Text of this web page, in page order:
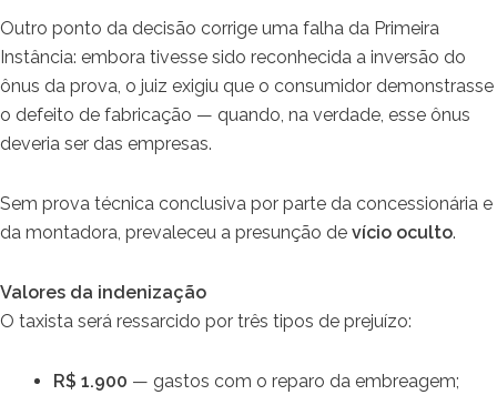
Outro ponto da decisão corrige uma falha da Primeira
Instância: embora tivesse sido reconhecida a inversão do
ônus da prova, o juiz exigiu que o consumidor demonstrasse
o defeito de fabricação — quando, na verdade, esse ônus
deveria ser das empresas.
Sem prova técnica conclusiva por parte da concessionária e
da montadora, prevaleceu a presunção de vício oculto.
Valores da indenização
O taxista será ressarcido por três tipos de prejuízo:
R$ 1.900 — gastos com o reparo da embreagem;